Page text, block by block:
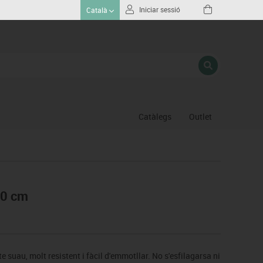
Català Iniciar sessió
Proteccio esportiva
Catàlegs Outlet
cm
suau, molt resistent i fàcil d'emmotllar. No s'esfilagarsa ni